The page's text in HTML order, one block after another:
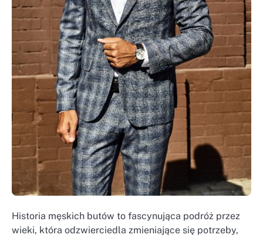
Historia męskich butów to fascynująca podróż przez
wieki, która odzwierciedla zmieniające się potrzeby,